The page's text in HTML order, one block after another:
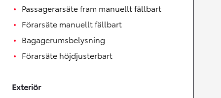
Passagerarsäte fram manuellt fällbart
Förarsäte manuellt fällbart
Bagagerumsbelysning
Förarsäte höjdjusterbart
Exteriör